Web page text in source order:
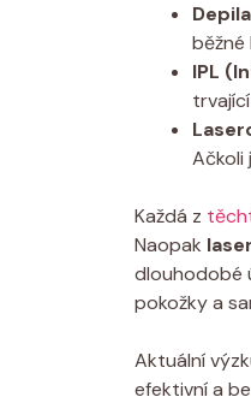
běžné
IPL
Ačkoli
Každá z
Naopak
dlouhodobé
pokožky a
Aktuální
efektivní a